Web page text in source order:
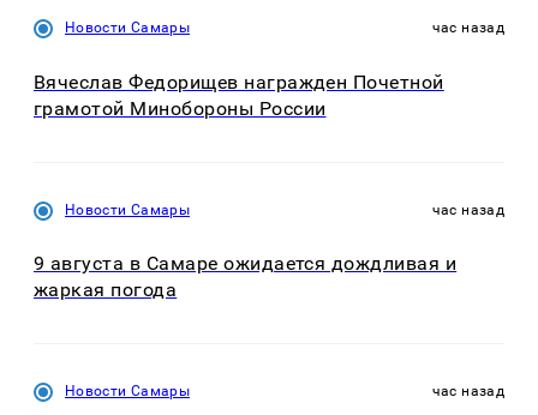
Новости Самары час назад
Вячеслав Федорищев награжден Почетной
грамотой Минобороны России
Новости Самары час назад
9 августа в Самаре ожидается дождливая и
жаркая погода
Новости Самары час назад